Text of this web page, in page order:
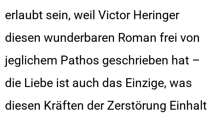
erlaubt sein, weil Victor Heringer
diesen wunderbaren Roman frei von
jeglichem Pathos geschrieben hat –
die Liebe ist auch das Einzige, was
diesen Kräften der Zerstörung Einhalt